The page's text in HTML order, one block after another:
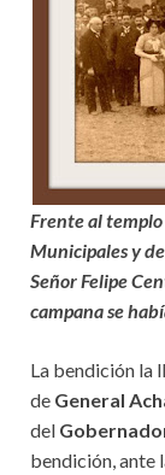
Frente al
Municipales y
Señor Felipe
campana se
La bendición la
de General
del
bendición, ante